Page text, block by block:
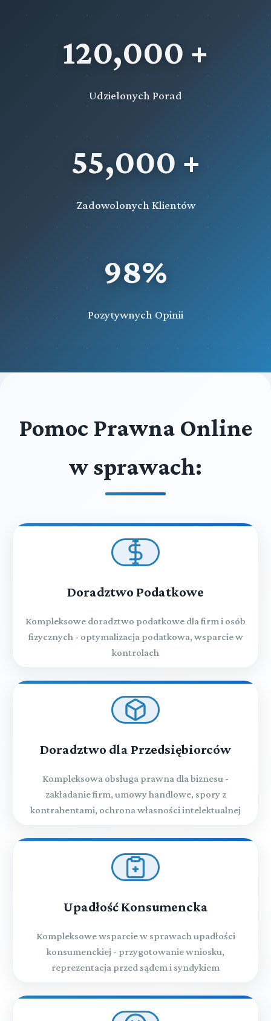
120,000 +
Udzielonych Porad
55,000 +
Zadowolonych Klientów
98%
Pozytywnych Opinii
Pomoc Prawna Online
w sprawach:
Doradztwo Podatkowe
Kompleksowe doradztwo podatkowe dla firm i osób
fizycznych - optymalizacja podatkowa, wsparcie w
kontrolach
Doradztwo dla Przedsiębiorców
Kompleksowa obsługa prawna dla biznesu -
zakładanie firm, umowy handlowe, spory z
kontrahentami, ochrona własności intelektualnej
Upadłość Konsumencka
Kompleksowe wsparcie w sprawach upadłości
konsumenckiej - przygotowanie wniosku,
reprezentacja przed sądem i syndykiem